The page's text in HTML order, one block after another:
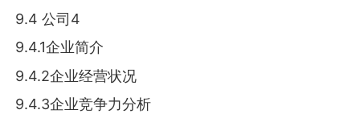
9.4 公司4
9.4.1企业简介
9.4.2企业经营状况
9.4.3企业竞争力分析